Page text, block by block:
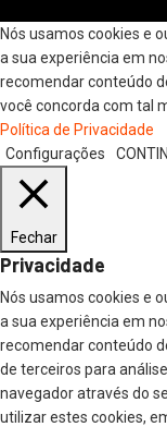
Nós usamos cookies e
a sua experiência em
recomendar conteúdo
você concorda com tal
Política de Privacidade
Configurações
Fechar
Privacidade
Nós usamos cookies e
a sua experiência em
recomendar conteúdo
de terceiros para
navegador através do
utilizar estes cookies,